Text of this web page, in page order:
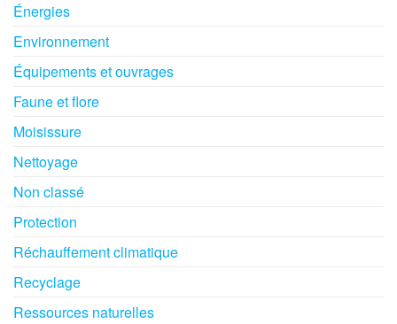
Énergies
Environnement
Équipements et ouvrages
Faune et flore
Moisissure
Nettoyage
Non classé
Protection
Réchauffement climatique
Recyclage
Ressources naturelles